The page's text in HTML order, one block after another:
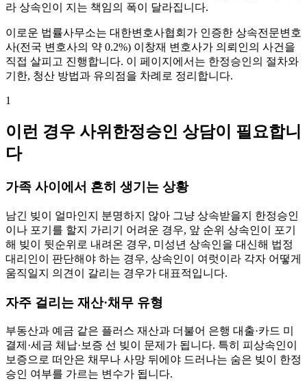
라 상속인이 지는 책임의 폭이 달라집니다.
이로운 법률사무소는 대한변호사협회가 인증한 상속전문변호
사(전국 변호사의 약 0.2%) 이창재 변호사가 의뢰인의 사건을
직접 살피고 진행합니다. 이 페이지에서는 한정승인의 절차와
기한, 청산 방법과 유의점을 차례로 정리합니다.
1
이런 경우 사위한정승인 상담이 필요합니
다
가족 사이에서 흔히 생기는 상황
남긴 빚이 얼마인지 분명하지 않아 그냥 상속받을지 한정승인
이나 포기를 할지 가리기 어려운 경우, 앞 순위 상속인이 포기
해 빚이 뒷순위로 내려온 경우, 미성년 상속인을 대신해 법정
대리인이 판단해야 하는 경우, 상속인이 여럿이라 각자 어떻게
움직일지 의견이 갈리는 경우가 대표적입니다.
자주 걸리는 재산·채무 유형
부동산과 예금 같은 플러스 재산과 더불어 은행 대출·카드 미
결제·세금 체납·보증 선 빚이 문제가 됩니다. 특히 피상속인이
보증으로 떠안은 채무나 사망 뒤에야 드러나는 숨은 빚이 한정
승인 여부를 가르는 변수가 됩니다.